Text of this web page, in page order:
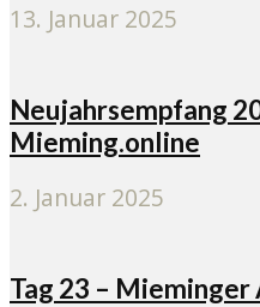
13. Januar 2025
Neujahrsempfang
Mieming.online
2. Januar 2025
Tag 23 –